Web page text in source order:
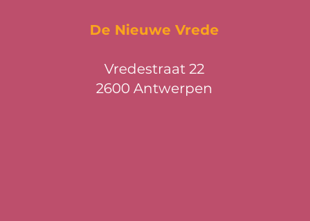
De Nieuwe Vrede
Vredestraat 22
2600 Antwerpen